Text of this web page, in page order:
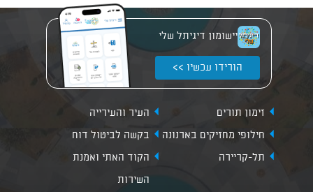
יישומון דיגיתל שלי
הורידו עכשיו >>
זימון תורים
העיר והעירייה
חילופי מחזיקים בארנונה
בקשה לביטול דוח
תל-קריירה
הקוד האתי ואמנת
השירות